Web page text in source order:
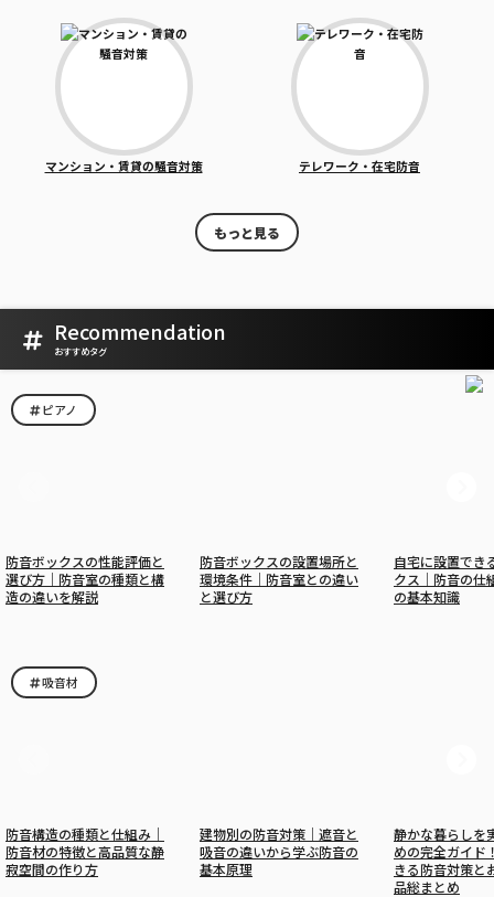
マンション・賃貸の騒音対策 テレワーク・在宅防音
もっと見る
Recommendation
おすすめタグ
ピアノ
防音ボックスの性能評価と
選び方｜防音室の種類と構
造の違いを解説
防音ボックスの設置場所と
環境条件｜防音室との違い
と選び方
自宅に設置でき
クス｜防音の仕
の基本知識
吸音材
防音構造の種類と仕組み｜
防音材の特徴と高品質な静
寂空間の作り方
建物別の防音対策｜遮音と
吸音の違いから学ぶ防音の
基本原理
静かな暮らしを
めの完全ガイド
きる防音対策と
品総まとめ